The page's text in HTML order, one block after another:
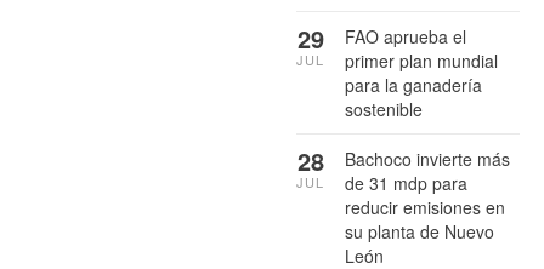
FAO aprueba el
primer plan mundial
para la ganadería
sostenible
29
JUL
Bachoco invierte más
de 31 mdp para
reducir emisiones en
su planta de Nuevo
León
28
JUL